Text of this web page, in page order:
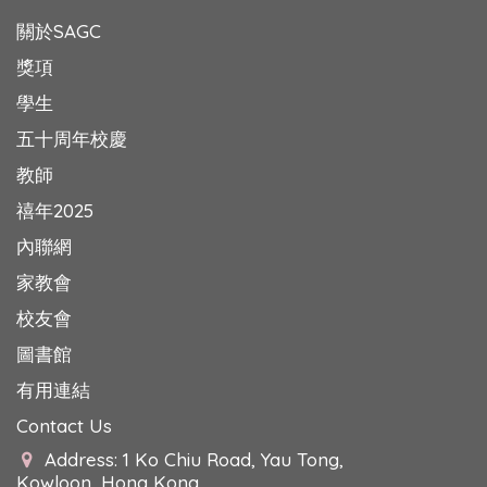
關於SAGC
獎項
學生
五十周年校慶
教師
禧年2025
內聯網
家教會
校友會
圖書館
有用連結
Contact Us
Address: 1 Ko Chiu Road, Yau Tong,
Kowloon, Hong Kong.